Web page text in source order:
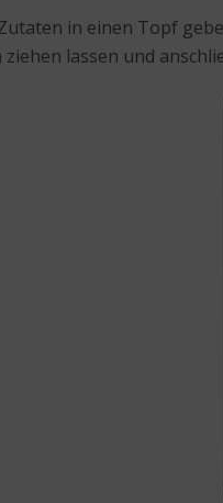
in einen Topf
lassen und